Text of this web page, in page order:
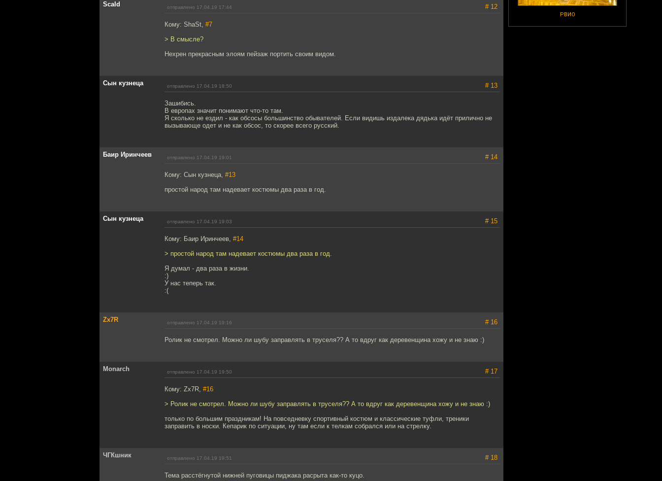
РВИО
Scald отправлено 17.04.19 17:44 # 12
Кому: ShaSt, #7
> В смысле?
Нехрен прекрасным элоям пейзаж портить своим видом.
Сын кузнеца отправлено 17.04.19 18:50 # 13
Зашибись.
В европах значит понимают что-то там.
Я сколько не ездил - как обсосы большинство обывателей. Если видишь издалека дядька идёт прилично не
вызывающе одет и не как обсос, то скорее всего русский.
Баир Иринчеев отправлено 17.04.19 19:01 # 14
Кому: Сын кузнеца, #13
простой народ там надевает костюмы два раза в год.
Сын кузнеца отправлено 17.04.19 19:03 # 15
Кому: Баир Иринчеев, #14
> простой народ там надевает костюмы два раза в год.
Я думал - два раза в жизни.
:)
У нас теперь так.
:(
Zx7R отправлено 17.04.19 19:16 # 16
Ролик не смотрел. Можно ли шубу заправлять в труселя?? А то вдруг как деревенщина хожу и не знаю :)
Monarch отправлено 17.04.19 19:50 # 17
Кому: Zx7R, #16
> Ролик не смотрел. Можно ли шубу заправлять в труселя?? А то вдруг как деревенщина хожу и не знаю :)
только по большим праздникам! На повседневку спортивный костюм и классические туфли, треники
заправить в носки. Кепарик по ситуации, ну там если к телкам собрался или на стрелку.
ЧГКшник отправлено 17.04.19 19:51 # 18
Тема расстёгнутой нижней пуговицы пиджака расрыта как-то куцо.